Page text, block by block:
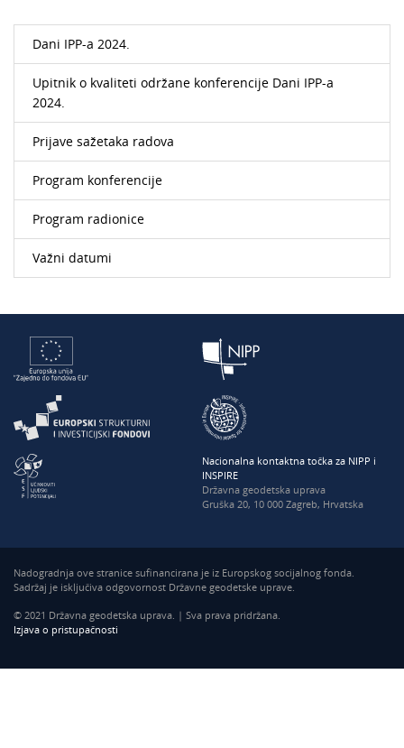
Dani IPP-a 2024.
Upitnik o kvaliteti održane konferencije Dani IPP-a
2024.
Prijave sažetaka radova
Program konferencije
Program radionice
Važni datumi
Nacionalna kontaktna točka za NIPP i
INSPIRE
Državna geodetska uprava
Gruška 20, 10 000 Zagreb, Hrvatska
Nadogradnja ove stranice sufinancirana je iz Europskog socijalnog fonda.
Sadržaj je isključiva odgovornost Državne geodetske uprave.
© 2021 Državna geodetska uprava. | Sva prava pridržana.
Izjava o pristupačnosti